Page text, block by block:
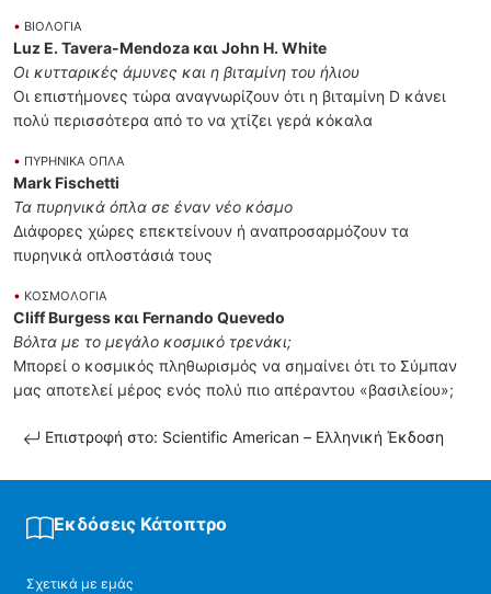
• ΒΙΟΛΟΓΙΑ
Luz E. Tavera-Mendoza και John H. White
Οι κυτταρικές άμυνες και η βιταμίνη του ήλιου
Οι επιστήμονες τώρα αναγνωρίζουν ότι η βιταμίνη D κάνει
πολύ περισσότερα από το να χτίζει γερά κόκαλα
• ΠΥΡΗΝΙΚΑ ΟΠΛΑ
Mark Fischetti
Τα πυρηνικά όπλα σε έναν νέο κόσμο
Διάφορες χώρες επεκτείνουν ή αναπροσαρμόζουν τα
πυρηνικά οπλοστάσιά τους
• ΚΟΣΜΟΛΟΓΙΑ
Cliff Burgess και Fernando Quevedo
Βόλτα με το μεγάλο κοσμικό τρενάκι;
Μπορεί ο κοσμικός πληθωρισμός να σημαίνει ότι το Σύμπαν
μας αποτελεί μέρος ενός πολύ πιο απέραντου «βασιλείου»;
Επιστροφή στο: Scientific American – Ελληνική Έκδοση
Εκδόσεις Κάτοπτρο
Σχετικά με εμάς